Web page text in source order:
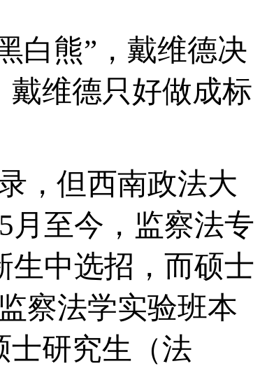
白熊”，戴维德决
维德只好做成标
，但西南政法大
月至今，监察法专
生中选招，而硕士
察法学实验班本
士研究生（法